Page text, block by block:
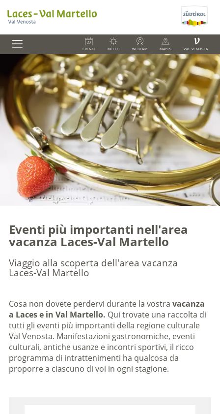
EVENTI METEO WEBCAM MAPPS
V
VAL VENOSTA
Eventi più importanti nell'area
vacanza Laces-Val Martello
Viaggio alla scoperta dell'area vacanza
Laces-Val Martello
Cosa non dovete perdervi durante la vostra vacanza
a Laces e in Val Martello. Qui trovate una raccolta di
tutti gli eventi più importanti della regione culturale
Val Venosta. Manifestazioni gastronomiche, eventi
culturali, antiche usanze e incontri sportivi, il ricco
programma di intrattenimenti ha qualcosa da
proporre a ciascuno di voi in ogni stagione.